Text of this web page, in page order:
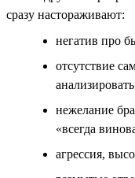
сразу настораживают:
негатив про
отсутствие
нежелание
«всегда
агрессия,